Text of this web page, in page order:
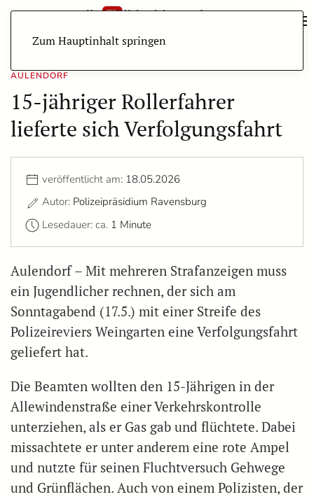
Zum Hauptinhalt springen
AULENDORF
15-jähriger Rollerfahrer
lieferte sich Verfolgungsfahrt
veröffentlicht am: 18.05.2026
Autor: Polizeipräsidium Ravensburg
Lesedauer: ca. 1 Minute
Aulendorf – Mit mehreren Strafanzeigen muss
ein Jugendlicher rechnen, der sich am
Sonntagabend (17.5.) mit einer Streife des
Polizeireviers Weingarten eine Verfolgungsfahrt
geliefert hat.
Die Beamten wollten den 15-Jährigen in der
Allewindenstraße einer Verkehrskontrolle
unterziehen, als er Gas gab und flüchtete. Dabei
missachtete er unter anderem eine rote Ampel
und nutzte für seinen Fluchtversuch Gehwege
und Grünflächen. Auch von einem Polizisten, der